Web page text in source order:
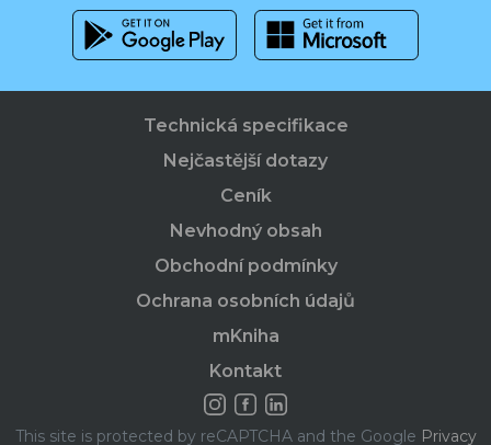
Technická specifikace
Nejčastější dotazy
Ceník
Nevhodný obsah
Obchodní podmínky
Ochrana osobních údajů
mKniha
Kontakt
This site is protected by reCAPTCHA and the Google Privacy